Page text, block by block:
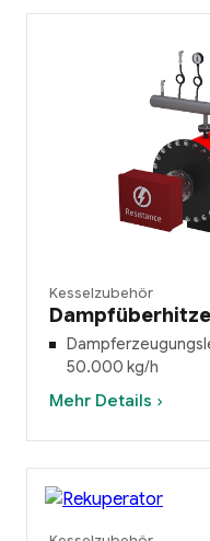
Kesselzubehör
50.000 kg/h
Mehr Details ›